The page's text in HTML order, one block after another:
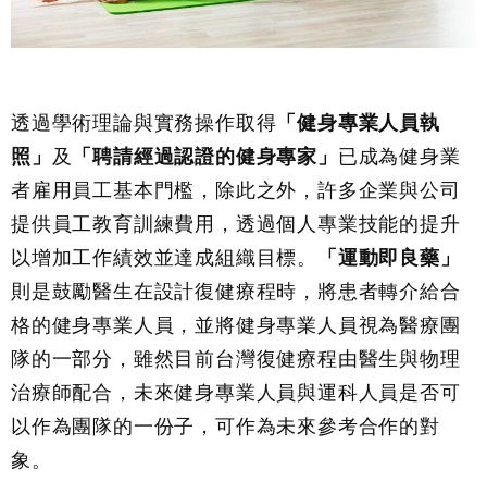
透過學術理論與實務操作取得 「健身專業人員執
照」 及 「聘請經過認證的健身專家」 已成為健身業
者雇用員工基本門檻，除此之外，許多企業與公司
提供員工教育訓練費用，透過個人專業技能的提升
以增加工作績效並達成組織目標。
「運動即良藥」
則是鼓勵醫生在設計復健療程時，將患者轉介給合
格的健身專業人員，並將健身專業人員視為醫療團
隊的一部分，雖然目前台灣復健療程由醫生與物理
治療師配合，未來健身專業人員與運科人員是否可
以作為團隊的一份子，可作為未來參考合作的對
象。